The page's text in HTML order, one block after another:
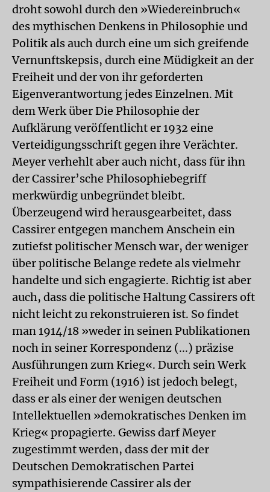
droht sowohl durch den »Wiedereinbruch«
des mythischen Denkens in Philosophie und
Politik als auch durch eine um sich greifende
Vernunftskepsis, durch eine Müdigkeit an der
Freiheit und der von ihr geforderten
Eigenverantwortung jedes Einzelnen. Mit
dem Werk über Die Philosophie der
Aufklärung veröffentlicht er 1932 eine
Verteidigungsschrift gegen ihre Verächter.
Meyer verhehlt aber auch nicht, dass für ihn
der Cassirer’sche Philosophiebegriff
merkwürdig unbegründet bleibt.
Überzeugend wird herausgearbeitet, dass
Cassirer entgegen manchem Anschein ein
zutiefst politischer Mensch war, der weniger
über politische Belange redete als vielmehr
handelte und sich engagierte. Richtig ist aber
auch, dass die politische Haltung Cassirers oft
nicht leicht zu rekonstruieren ist. So findet
man 1914/18 »weder in seinen Publikationen
noch in seiner Korrespondenz (...) präzise
Ausführungen zum Krieg«. Durch sein Werk
Freiheit und Form (1916) ist jedoch belegt,
dass er als einer der wenigen deutschen
Intellektuellen »demokratisches Denken im
Krieg« propagierte. Gewiss darf Meyer
zugestimmt werden, dass der mit der
Deutschen Demokratischen Partei
sympathisierende Cassirer als der